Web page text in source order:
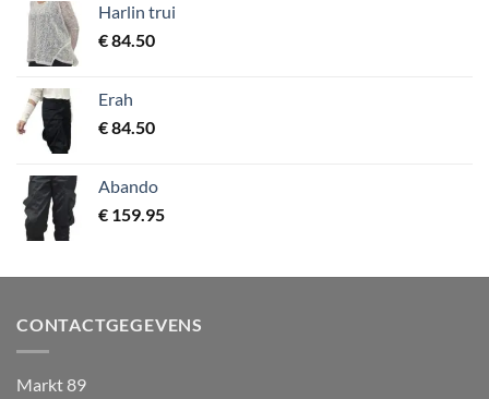
Harlin trui
€84.50
Erah
€84.50
Abando
€ 159.95
CONTACTGEGEVENS
Markt 89